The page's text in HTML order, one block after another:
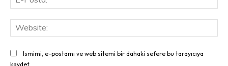
Ismimi, e-postamı ve web sitemi bir dahaki sefere bu tarayıcıya
kaydet.